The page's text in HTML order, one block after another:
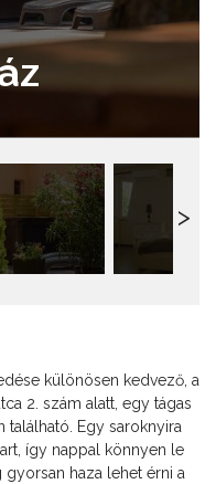
különösen kedvező, a
2. szám alatt, egy tágas
Egy saroknyira
így nappal könnyen le
gyorsan haza lehet érni a